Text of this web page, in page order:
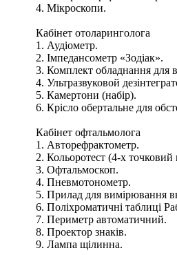
4. Мікроскопи.
Кабінет отоларинголога
1. Аудіометр.
2. Імпедансометр «Зодіак».
3. Комплект обладнання для
4. Ультразвуковой
5. Камертони (набір).
6. Крісло обертальне для
Кабінет офтальмолога
1. Авторефрактометр.
2. Кольоротест (4-х
3. Офтальмоскоп.
4. Пневмотонометр.
5. Прилад для вимірювання
6. Поліхроматичні таблиці
7. Периметр автоматичний.
8. Проектор знаків.
9. Лампа щілинна.